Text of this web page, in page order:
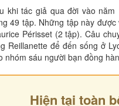
khi tác giả qua đời vào
49 tập. Những tập này
Périsset (2 tập). Câu
Reillanette để đến sống ở
nhóm sáu người bạn đồng
Hiện tại toàn